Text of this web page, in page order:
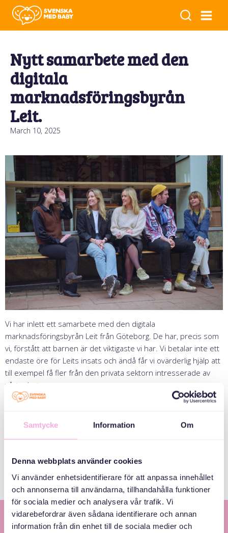
Samtycke Information Om
Denna webbplats använder cookies
Vi använder enhetsidentifierare för att anpassa innehållet
och annonserna till användarna, tillhandahålla funktioner
för sociala medier och analysera vår trafik. Vi
vidarebefordrar även sådana identifierare och annan
information från din enhet till de sociala medier och
Nytt samarbete med den
digitala
marknadsföringsbyrån
Leit.
March 10, 2025
Vi har inlett ett samarbete med den digitala
marknadsföringsbyrån Leit från Göteborg. De har, precis som
vi, förstått att barnen är det viktigaste vi har. Vi betalar inte ett
endaste öre för Leits insats och ändå får vi ovärderlig hjälp att
till exempel få fler från den privata sektorn intresserade av
vårt arbete.
Så kul att ha er ombord – och hatten av till er – för ett otroligt
http://www.leit.se/